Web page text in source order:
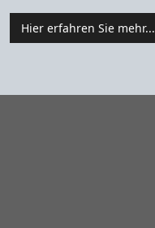
Hier erfahren Sie mehr...